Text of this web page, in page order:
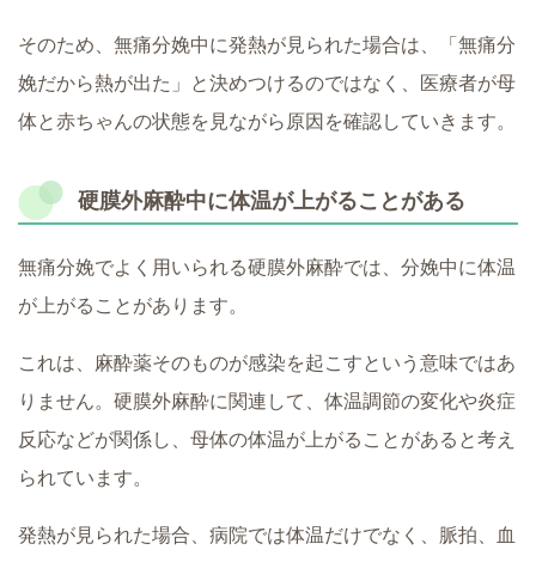
そのため、無痛分娩中に発熱が見られた場合は、「無痛分
娩だから熱が出た」と決めつけるのではなく、医療者が母
体と赤ちゃんの状態を見ながら原因を確認していきます。
硬膜外麻酔中に体温が上がることがある
無痛分娩でよく用いられる硬膜外麻酔では、分娩中に体温
が上がることがあります。
これは、麻酔薬そのものが感染を起こすという意味ではあ
りません。硬膜外麻酔に関連して、体温調節の変化や炎症
反応などが関係し、母体の体温が上がることがあると考え
られています。
発熱が見られた場合、病院では体温だけでなく、脈拍、血